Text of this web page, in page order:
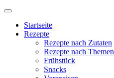
Startseite
Rezepte
Rezepte nach Zutaten
Rezepte nach Themen
Frühstück
Snacks